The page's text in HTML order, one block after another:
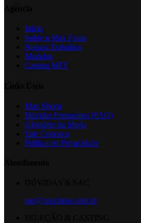
Início
Sobre a Max Fama
Nossos Trabalhos
Modelos
Casting MFT
Max Shorts
Dúvidas Frequentes (FAQ)
Glossário da Moda
Fale Conosco
Política de Privacidade
sac@maxfama.com.br